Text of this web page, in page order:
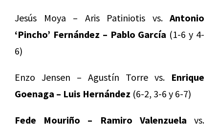
Jesús Moya – Aris Patiniotis vs. Antonio
‘Pincho’ Fernández – Pablo García (1-6 y 4-
6)
Enzo Jensen – Agustín Torre vs. Enrique
Goenaga – Luis Hernández (6-2, 3-6 y 6-7)
Fede Mouriño – Ramiro Valenzuela vs.